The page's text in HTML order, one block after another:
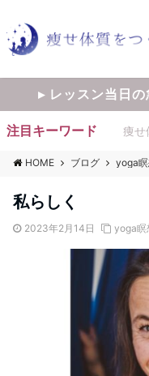
▸ レッスン当日
注目キーワード 痩せ
HOME ブログ yoga
私らしく
2023年2月14日 yoga瞑